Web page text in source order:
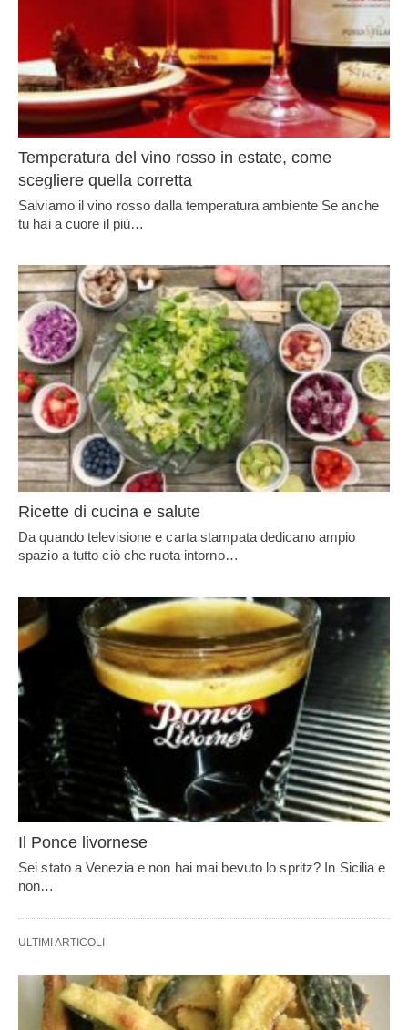
Temperatura del vino rosso in estate, come
scegliere quella corretta
Salviamo il vino rosso dalla temperatura ambiente Se anche
tu hai a cuore il più…
Ricette di cucina e salute
Da quando televisione e carta stampata dedicano ampio
spazio a tutto ciò che ruota intorno…
Il Ponce livornese
Sei stato a Venezia e non hai mai bevuto lo spritz? In Sicilia e
non…
ULTIMI ARTICOLI